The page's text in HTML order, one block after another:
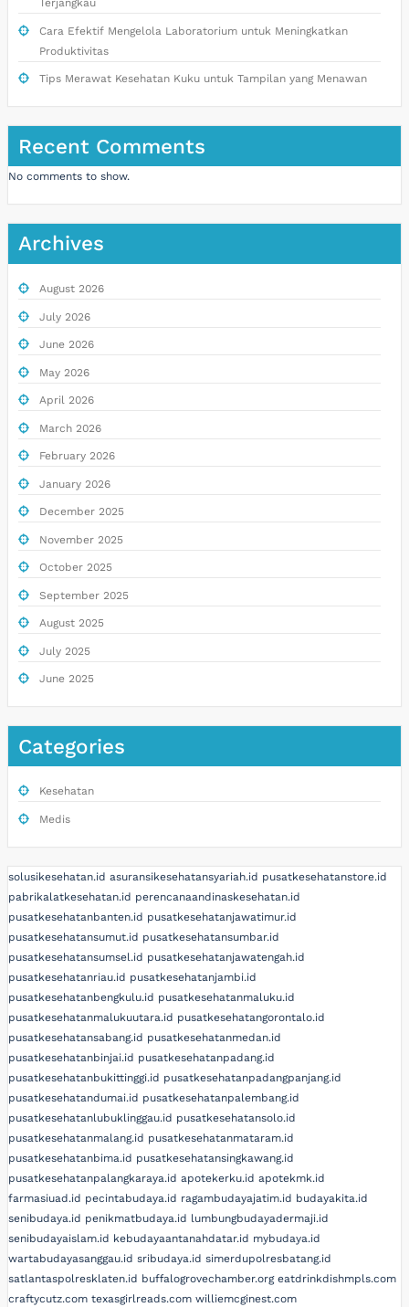
Terjangkau
Cara Efektif Mengelola Laboratorium untuk Meningkatkan
Produktivitas
Tips Merawat Kesehatan Kuku untuk Tampilan yang Menawan
Recent Comments
No comments to show.
Archives
August 2026
July 2026
June 2026
May 2026
April 2026
March 2026
February 2026
January 2026
December 2025
November 2025
October 2025
September 2025
August 2025
July 2025
June 2025
Categories
Kesehatan
Medis
solusikesehatan.id asuransikesehatansyariah.id pusatkesehatanstore.id
pabrikalatkesehatan.id perencanaandinaskesehatan.id
pusatkesehatanbanten.id pusatkesehatanjawatimur.id
pusatkesehatansumut.id pusatkesehatansumbar.id
pusatkesehatansumsel.id pusatkesehatanjawatengah.id
pusatkesehatanriau.id pusatkesehatanjambi.id
pusatkesehatanbengkulu.id pusatkesehatanmaluku.id
pusatkesehatanmalukuutara.id pusatkesehatangorontalo.id
pusatkesehatansabang.id pusatkesehatanmedan.id
pusatkesehatanbinjai.id pusatkesehatanpadang.id
pusatkesehatanbukittinggi.id pusatkesehatanpadangpanjang.id
pusatkesehatandumai.id pusatkesehatanpalembang.id
pusatkesehatanlubuklinggau.id pusatkesehatansolo.id
pusatkesehatanmalang.id pusatkesehatanmataram.id
pusatkesehatanbima.id pusatkesehatansingkawang.id
pusatkesehatanpalangkaraya.id apotekerku.id apotekmk.id
farmasiuad.id pecintabudaya.id ragambudayajatim.id budayakita.id
senibudaya.id penikmatbudaya.id lumbungbudayadermaji.id
senibudayaislam.id kebudayaantanahdatar.id mybudaya.id
wartabudayasanggau.id sribudaya.id simerdupolresbatang.id
satlantaspolresklaten.id buffalogrovechamber.org eatdrinkdishmpls.com
craftycutz.com texasgirlreads.com williemcginest.com